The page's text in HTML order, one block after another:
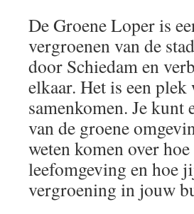
De Groene Loper is
vergroenen van de
door Schiedam en
elkaar. Het is een
samenkomen. Je kunt
van de groene
weten komen over
leefomgeving en hoe
vergroening in jouw